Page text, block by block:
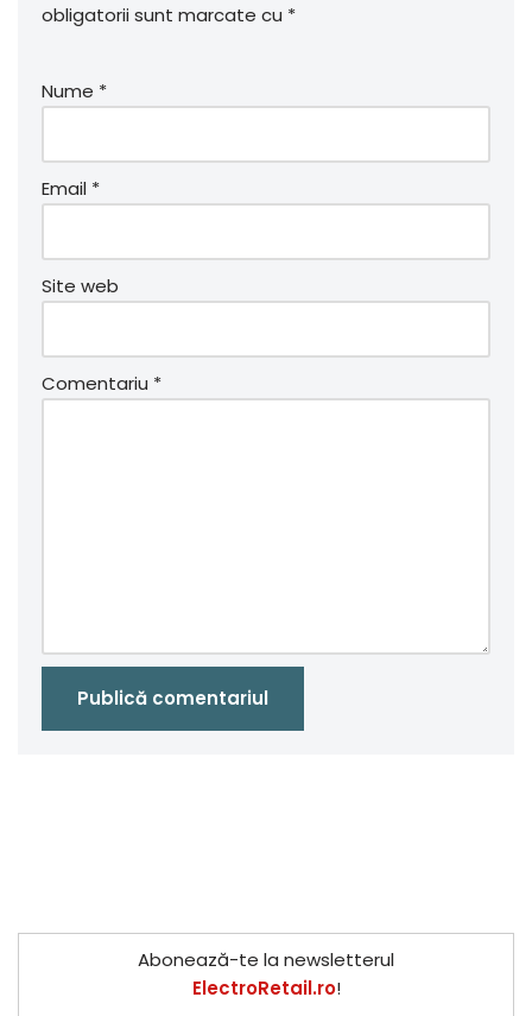
obligatorii sunt marcate cu *
Nume *
Email *
Site web
Comentariu *
Abonează-te la newsletterul
ElectroRetail.ro!